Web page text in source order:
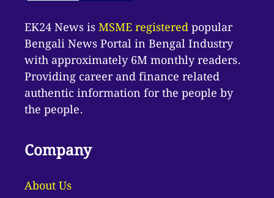
EK24 News isMSME registeredpopular
Bengali News Portal in Bengal Industry
with approximately 6M monthly readers.
Providing career and finance related
authentic information for the people by
the people.
Company
About Us